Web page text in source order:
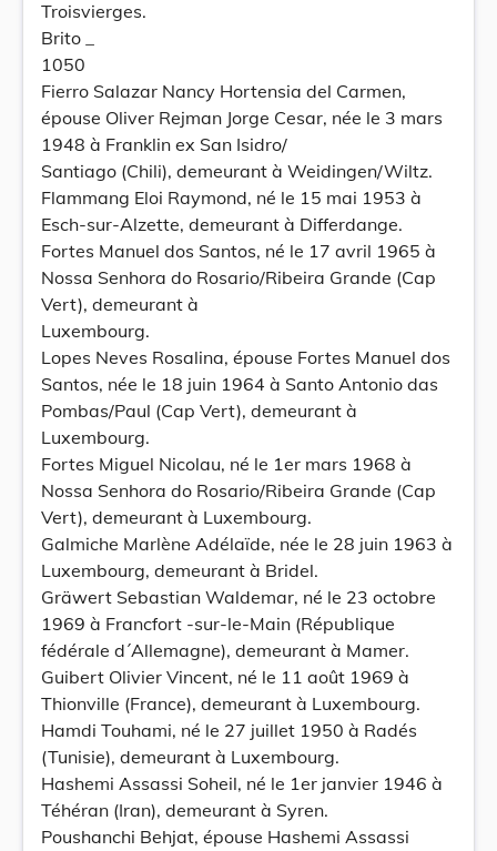
Troisvierges.
Brito _
1050
Fierro Salazar Nancy Hortensia del Carmen,
épouse Oliver Rejman Jorge Cesar, née le 3 mars
1948 à Franklin ex San Isidro/
Santiago (Chili), demeurant à Weidingen/Wiltz.
Flammang Eloi Raymond, né le 15 mai 1953 à
Esch-sur-Alzette, demeurant à Differdange.
Fortes Manuel dos Santos, né le 17 avril 1965 à
Nossa Senhora do Rosario/Ribeira Grande (Cap
Vert), demeurant à
Luxembourg.
Lopes Neves Rosalina, épouse Fortes Manuel dos
Santos, née le 18 juin 1964 à Santo Antonio das
Pombas/Paul (Cap Vert), demeurant à
Luxembourg.
Fortes Miguel Nicolau, né le 1er mars 1968 à
Nossa Senhora do Rosario/Ribeira Grande (Cap
Vert), demeurant à Luxembourg.
Galmiche Marlène Adélaïde, née le 28 juin 1963 à
Luxembourg, demeurant à Bridel.
Gräwert Sebastian Waldemar, né le 23 octobre
1969 à Francfort -sur-le-Main (République
fédérale d´Allemagne), demeurant à Mamer.
Guibert Olivier Vincent, né le 11 août 1969 à
Thionville (France), demeurant à Luxembourg.
Hamdi Touhami, né le 27 juillet 1950 à Radés
(Tunisie), demeurant à Luxembourg.
Hashemi Assassi Soheil, né le 1er janvier 1946 à
Téhéran (Iran), demeurant à Syren.
Poushanchi Behjat, épouse Hashemi Assassi